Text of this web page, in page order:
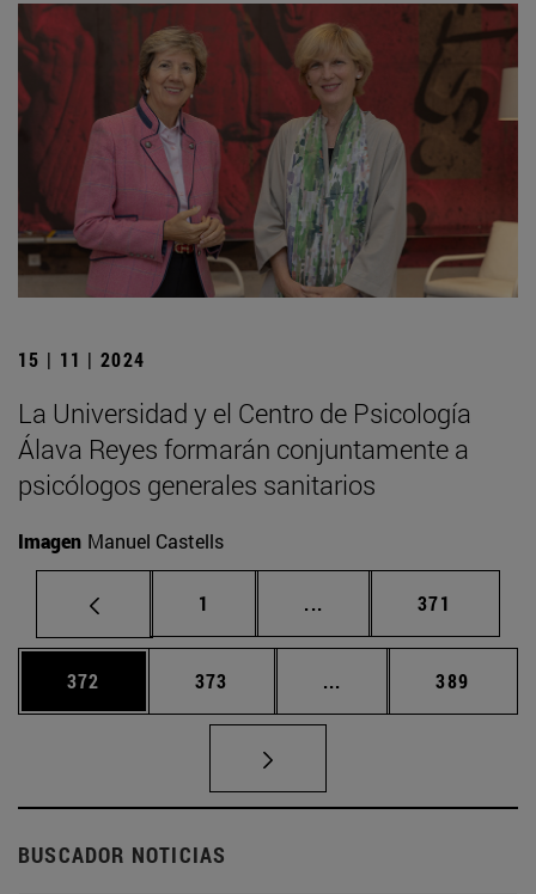
15 | 11 | 2024
La Universidad y el Centro de Psicología
Álava Reyes formarán conjuntamente a
psicólogos generales sanitarios
Imagen Manuel Castells
Página
1 ... Páginas intermedias
Página
371
Página
372 Página
373 ... Páginas intermedias
Página
389
BUSCADOR NOTICIAS